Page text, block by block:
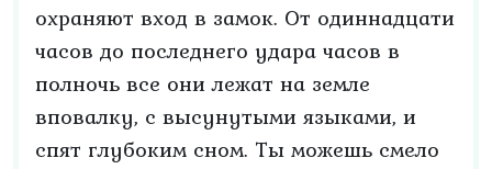
охраняют вход в замок. От одиннадцати
часов до последнего удара часов в
полночь все они лежат на земле
вповалку, с высунутыми языками, и
спят глубоким сном. Ты можешь смело